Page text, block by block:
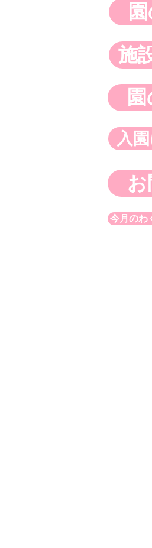
施
入
お
今月のわ